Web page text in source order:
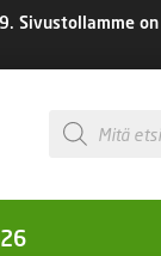
Sivustollamme
Products
search